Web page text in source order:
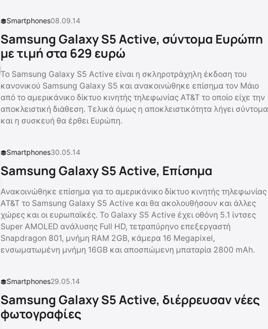
Smartphones08.09.14
Samsung Galaxy S5 Active, σύντομα Ευρώπη
με τιμή στα 629 ευρώ
To Samsung Galaxy S5 Active είναι η σκληροτράχηλη έκδοση του
κανονικού Samsung Galaxy S5 και ανακοινώθηκε επίσημα τον Μάιο
από το αμερικάνικο δίκτυο κινητής τηλεφωνίας AT&T το οποίο είχε την
αποκλειστική διάθεση. Τελικά όμως η αποκλειστικότητα λήγει σύντομα
και η συσκευή θα έρθει Ευρώπη.
Smartphones30.05.14
Samsung Galaxy S5 Active, Επίσημα
Ανακοινώθηκε επίσημα για το αμερικάνικο δίκτυο κινητής τηλεφωνίας
AT&T το Samsung Galaxy S5 Active και θα ακολουθήσουν και άλλες
χώρες και οι ευρωπαϊκές. Το Galaxy S5 Active έχει οθόνη 5.1 ίντσες
Super AMOLED ανάλυσης Full HD, τετραπύρηνο επεξεργαστή
Snapdragon 801, μνήμη RAM 2GB, κάμερα 16 Megapixel,
ενσωματωμένη μνήμη 16GB και αποσπώμενη μπαταρία 2800 mAh.
Smartphones29.05.14
Samsung Galaxy S5 Active, διέρρευσαν νέες
φωτογραφίες